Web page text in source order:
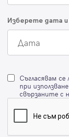
Изберете дата и
Дата
Съгласявам
при
свързаните с